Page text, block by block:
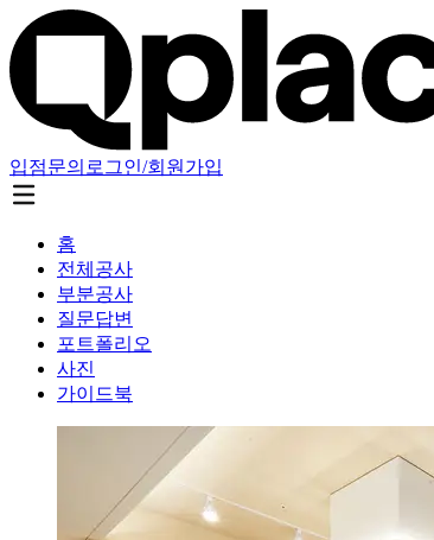
입점문의 로그인/회원가입
홈
전체공사
부분공사
질문답변
포트폴리오
사진
가이드북